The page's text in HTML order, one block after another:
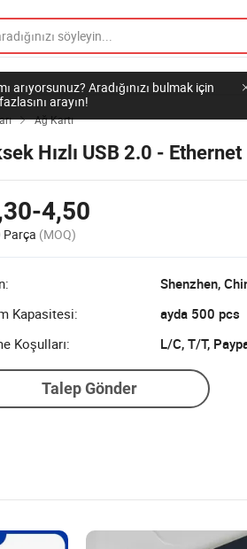
arıyorsunuz? Aradığınızı bulmak için
arayın!
 Ağ Kartı
Hızlı USB 2.0 -
4,50
Parça (MOQ)
Shenzhen,
Kapasitesi:
ayda 500 pcs
Koşulları:
L/C, T/T,
Talep Gönder